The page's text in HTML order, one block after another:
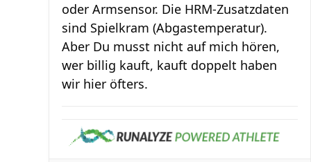
oder Armsensor. Die HRM-Zusatzdaten
sind Spielkram (Abgastemperatur).
Aber Du musst nicht auf mich hören,
wer billig kauft, kauft doppelt haben
wir hier öfters.